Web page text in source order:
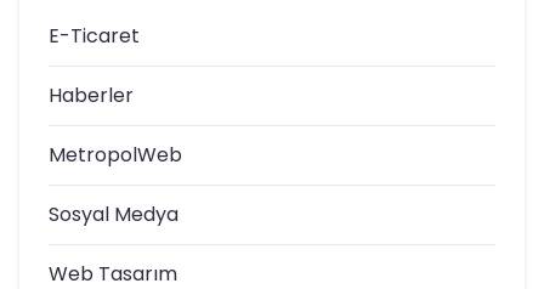
E-Ticaret
Haberler
MetropolWeb
Sosyal Medya
Web Tasarım